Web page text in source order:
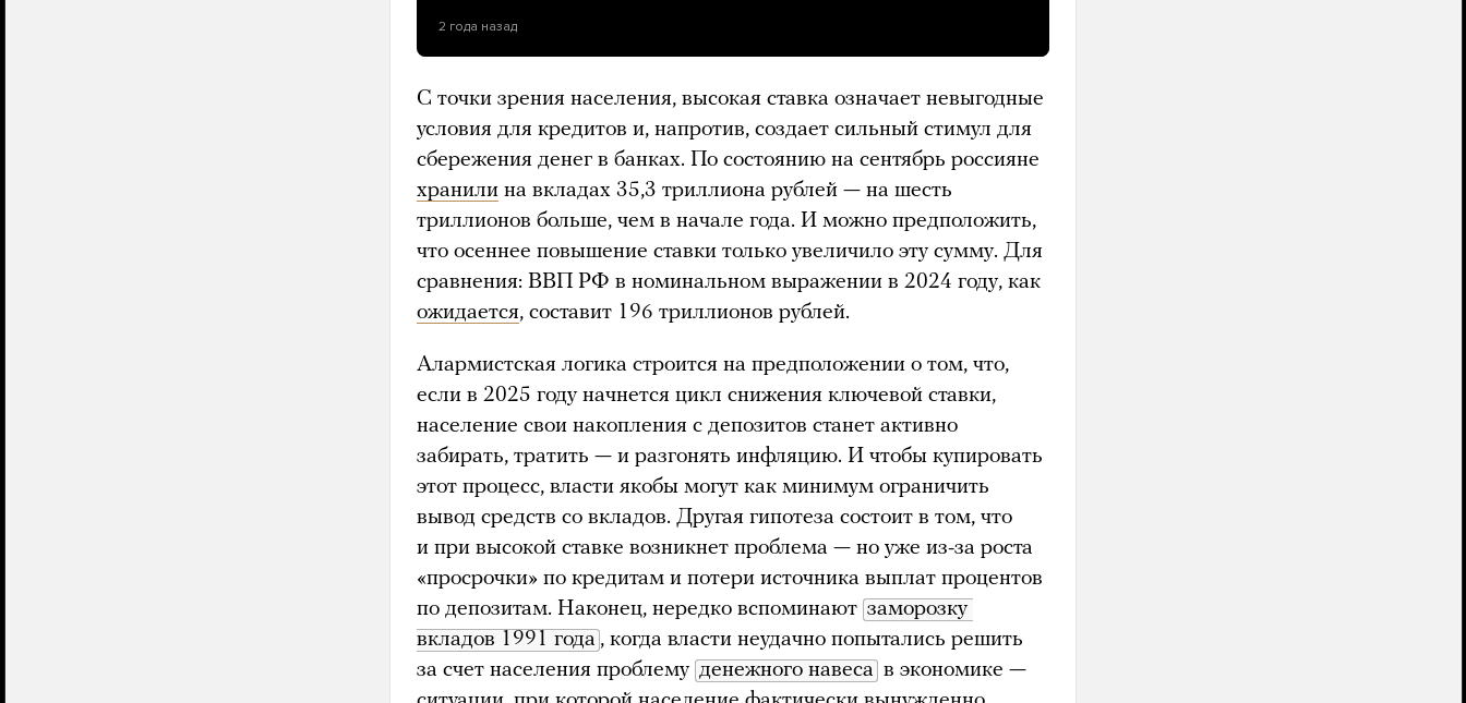
2 года назад
С точки зрения населения, высокая ставка означает невыгодные
условия для кредитов и, напротив, создает сильный стимул для
сбережения денег в банках. По состоянию на сентябрь россияне
хранили на вкладах 35,3 триллиона рублей — на шесть
триллионов больше, чем в начале года. И можно предположить,
что осеннее повышение ставки только увеличило эту сумму. Для
сравнения: ВВП РФ в номинальном выражении в 2024 году, как
ожидается, составит 196 триллионов рублей.
Алармистская логика строится на предположении о том, что,
если в 2025 году начнется цикл снижения ключевой ставки,
население свои накопления с депозитов станет активно
забирать, тратить — и разгонять инфляцию. И чтобы купировать
этот процесс, власти якобы могут как минимум ограничить
вывод средств со вкладов. Другая гипотеза состоит в том, что
и при высокой ставке возникнет проблема — но уже из-за роста
«просрочки» по кредитам и потери источника выплат процентов
по депозитам. Наконец, нередко вспоминают заморозку
вкладов 1991 года , когда власти неудачно попытались решить
за счет населения проблему денежного навеса в экономике —